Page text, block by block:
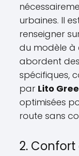
urbaines. Il
renseigner
du modèle à
abordent
spécifiques,
par Lito
optimisées
route sans
2.